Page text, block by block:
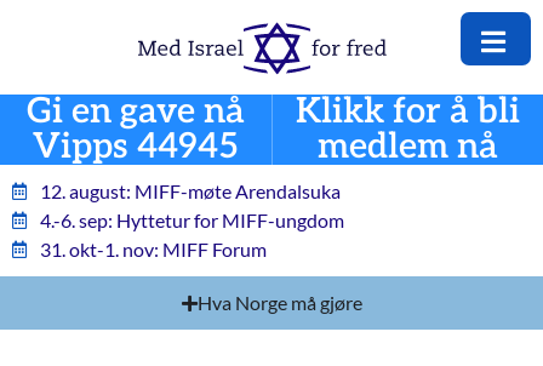
Gi en gave nå
Vipps 44945
Klikk for å bli
medlem nå
12. august: MIFF-møte Arendalsuka
4.-6. sep: Hyttetur for MIFF-ungdom
31. okt-1. nov: MIFF Forum
Hva Norge må gjøre